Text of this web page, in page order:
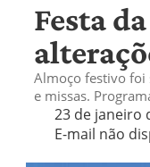
Festa
Almoço festivo foi
e missas.
23 de janeiro
E-mail não